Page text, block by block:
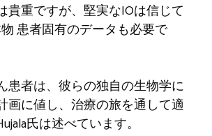
貴重ですが、堅実なIOは信じて
患者固有のデータも必要で
患者は、彼らの独自の生物学に
画に値し、治療の旅を通して適
氏は述べています。